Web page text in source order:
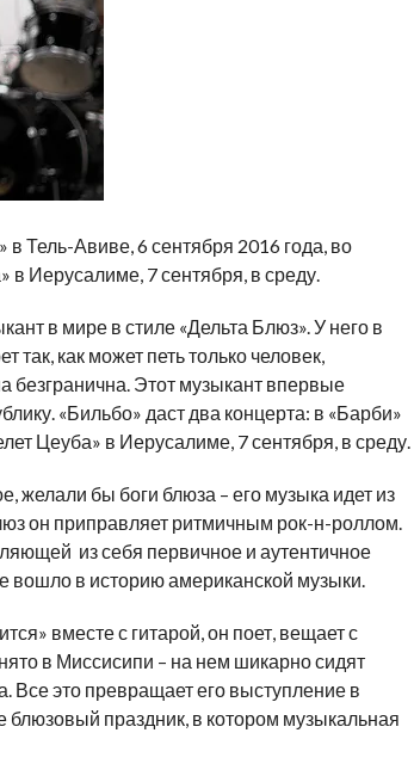
Тель-Авиве, 6 сентября 2016 года, во
в Иерусалиме, 7 сентября, в среду.
в мире в стиле «Дельта Блюз». У него в
так, как может петь только человек,
безгранична. Этот музыкант впервые
«Бильбо» даст два концерта: в «Барби»
Цеуба» в Иерусалиме, 7 сентября, в среду.
желали бы боги блюза – его музыка идет из
он приправляет ритмичным рок-н-роллом.
из себя первичное и аутентичное
вошло в историю американской музыки.
вместе с гитарой, он поет, вещает с
в Миссисипи – на нем шикарно сидят
Все это превращает его выступление в
праздник, в котором музыкальная